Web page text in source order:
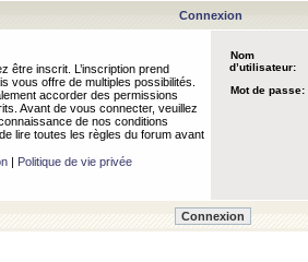
Connexion
être inscrit. L’inscription prend
vous offre de multiples possibilités.
accorder des permissions
Avant de vous connecter, veuillez
de nos conditions
lire toutes les règles du forum avant
| Politique de vie privée
Nom
d’utilisateur:
Mot de passe: